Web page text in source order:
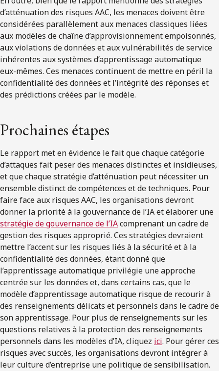
d’atténuation des risques AAC, les menaces doivent être
considérées parallèlement aux menaces classiques liées
aux modèles de chaîne d’approvisionnement empoisonnés,
aux violations de données et aux vulnérabilités de service
inhérentes aux systèmes d’apprentissage automatique
eux-mêmes. Ces menaces continuent de mettre en péril la
confidentialité des données et l’intégrité des réponses et
des prédictions créées par le modèle.
Prochaines étapes
Le rapport met en évidence le fait que chaque catégorie
d’attaques fait peser des menaces distinctes et insidieuses,
et que chaque stratégie d’atténuation peut nécessiter un
ensemble distinct de compétences et de techniques. Pour
faire face aux risques AAC, les organisations devront
donner la priorité à la gouvernance de l’IA et élaborer une
stratégie de gouvernance de l’IAcomprenant un cadre de
gestion des risques approprié. Ces stratégies devraient
mettre l’accent sur les risques liés à la sécurité et à la
confidentialité des données, étant donné que
l’apprentissage automatique privilégie une approche
centrée sur les données et, dans certains cas, que le
modèle d’apprentissage automatique risque de recourir à
des renseignements délicats et personnels dans le cadre de
son apprentissage. Pour plus de renseignements sur les
questions relatives à la protection des renseignements
personnels dans les modèles d’IA, cliquez ici. Pour gérer ces
risques avec succès, les organisations devront intégrer à
leur culture d’entreprise une politique de sensibilisation.